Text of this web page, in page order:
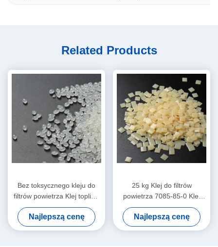
Related Products
Bez toksycznego kleju do
filtrów powietrza Klej topliwy
EVA 25 kg Biały żółty
Najlepszą cenę
25 kg Klej do filtrów
powietrza 7085-85-0 Klej
topliwy na bazie EVA
Najlepszą cenę